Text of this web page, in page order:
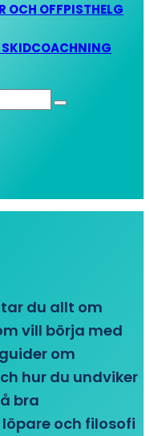
OCH OFFPISTHELG
SKIDCOACHNING
du allt om
vill börja med
om
hur du undviker
bra
och filosofi